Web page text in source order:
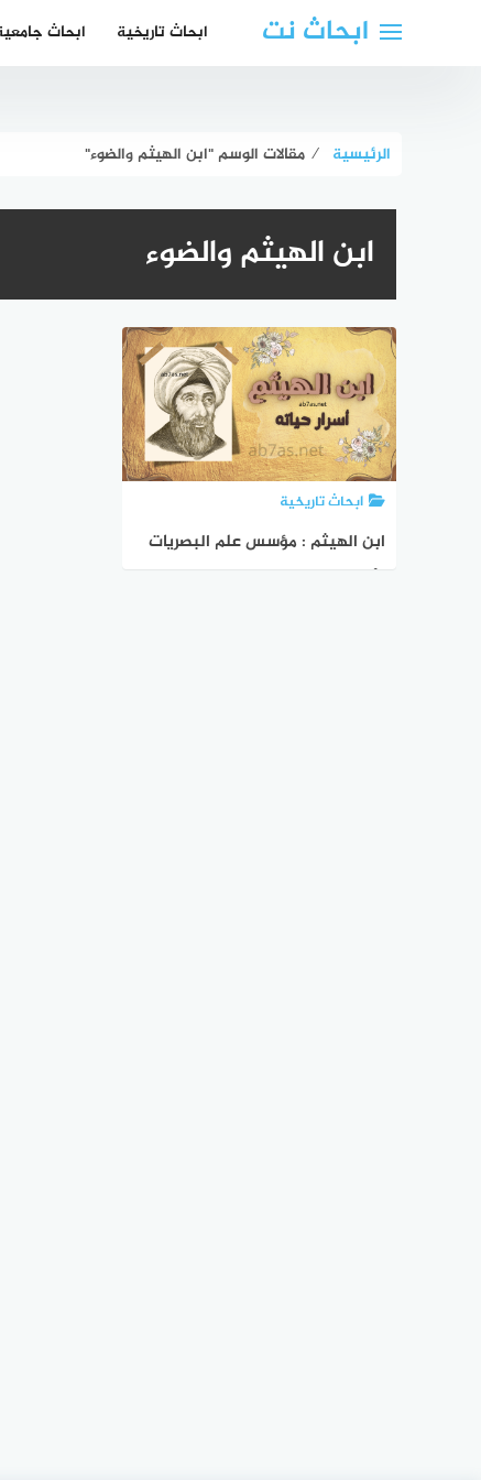
ابحاث نت ابحاث تاريخية ابحاث
الرئيسية ⁄ مقالات الوسم "ابن الهيثم والضوء"
ابن الهيثم والضوء
ابحاث تاريخية
ابن الهيثم : مؤسس علم البصريات